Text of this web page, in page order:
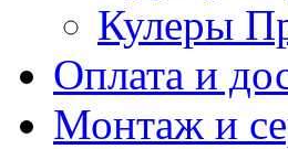
Кулеры
Оплата и
Монтаж и